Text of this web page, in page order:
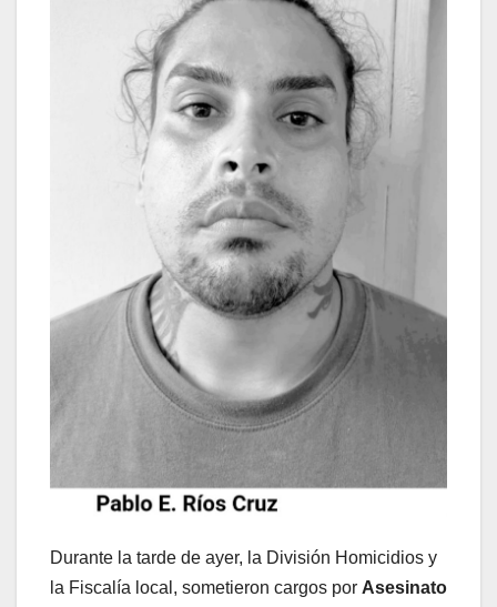
Durante la tarde de ayer, la División Homicidios y
la Fiscalía local, sometieron cargos por Asesinato